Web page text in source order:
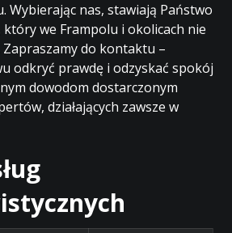
Wybierając nas, stawiają Państwo
we Frampolu i okolicach nie
do kontaktu –
odkryć prawdę i odzyskać spokój
dowodom dostarczonym
działających zawsze w